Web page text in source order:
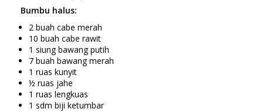
Bumbu halus:
2 buah cabe merah
10 buah cabe rawit
1 siung bawang putih
7 buah bawang merah
1 ruas kunyit
½ ruas jahe
1 ruas lengkuas
1 sdm biji ketumbar